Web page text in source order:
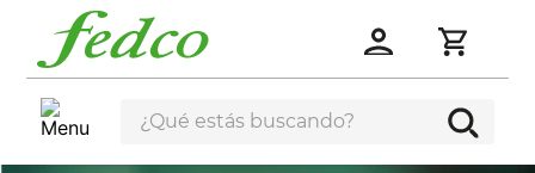
¿Qué estás buscando?